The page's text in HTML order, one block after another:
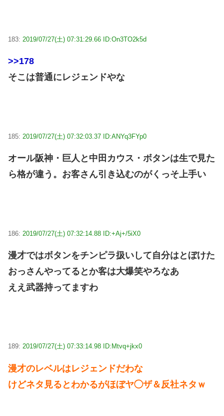
183: 2019/07/27(土) 07:31:29.66 ID:On3TO2k5d
>>178
そこは普通にレジェンドやな
185: 2019/07/27(土) 07:32:03.37 ID:ANYq3FYp0
オール阪神・巨人と中田カウス・ボタンは生で見た
ら格が違う。お客さん引き込むのがくっそ上手い
186: 2019/07/27(土) 07:32:14.88 ID:+Aj+/5iX0
漫才ではボタンをチンピラ扱いして自分はとぼけた
おっさんやってるとか客は大爆笑やろなあ
ええ武器持ってますわ
189: 2019/07/27(土) 07:33:14.98 ID:Mtvq+jkx0
漫才のレベルはレジェンドだわな
けどネタ見るとわかるがほぼヤ◯ザ＆反社ネタｗ